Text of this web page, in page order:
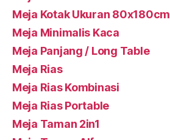
Meja Kotak Ukuran 80x180cm
Meja Minimalis Kaca
Meja Panjang / Long Table
Meja Rias
Meja Rias Kombinasi
Meja Rias Portable
Meja Taman 2in1